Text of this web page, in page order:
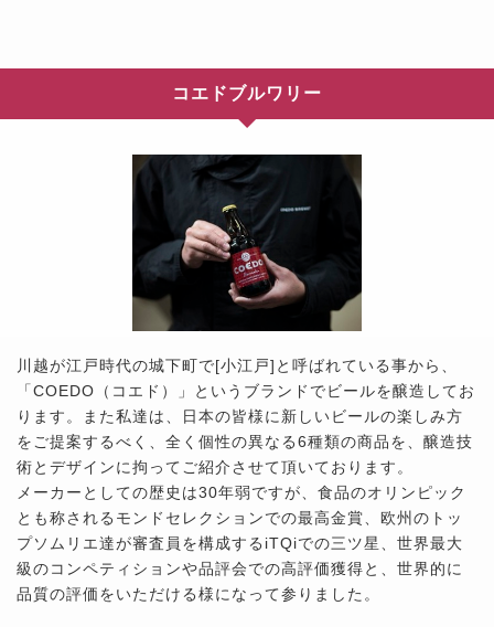
コエドブルワリー
川越が江戸時代の城下町で[小江戸]と呼ばれている事から、
「COEDO（コエド）」というブランドでビールを醸造してお
ります。また私達は、日本の皆様に新しいビールの楽しみ方
をご提案するべく、全く個性の異なる6種類の商品を、醸造技
術とデザインに拘ってご紹介させて頂いております。
メーカーとしての歴史は30年弱ですが、食品のオリンピック
とも称されるモンドセレクションでの最高金賞、欧州のトッ
プソムリエ達が審査員を構成するiTQiでの三ツ星、世界最大
級のコンペティションや品評会での高評価獲得と、世界的に
品質の評価をいただける様になって参りました。